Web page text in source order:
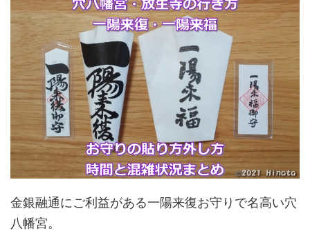
金銀融通にご利益がある一陽来復お守りで名高い穴
八幡宮。